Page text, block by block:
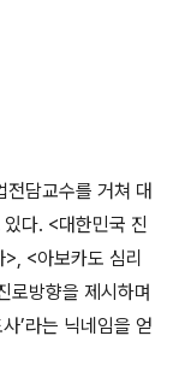
담교수를 거쳐 대
다. <대한민국 진
<아보카도 심리
로방향을 제시하며
’라는 닉네임을 얻